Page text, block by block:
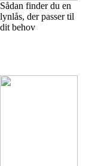
Sådan finder du en
lynlås, der passer til
dit behov